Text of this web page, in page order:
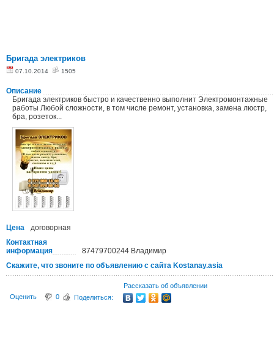
Бригада электриков
07.10.2014 1505
Описание
Бригада электриков быстро и качественно выполнит Электромонтажные
работы Любой сложности, в том числе ремонт, установка, замена люстр,
бра, розеток...
Цена
договорная
Контактная
информация
87479700244 Владимир
Скажите, что звоните по объявлению с сайта Kostanay.asia
Рассказать об объявлении
Оценить
0 Поделиться: